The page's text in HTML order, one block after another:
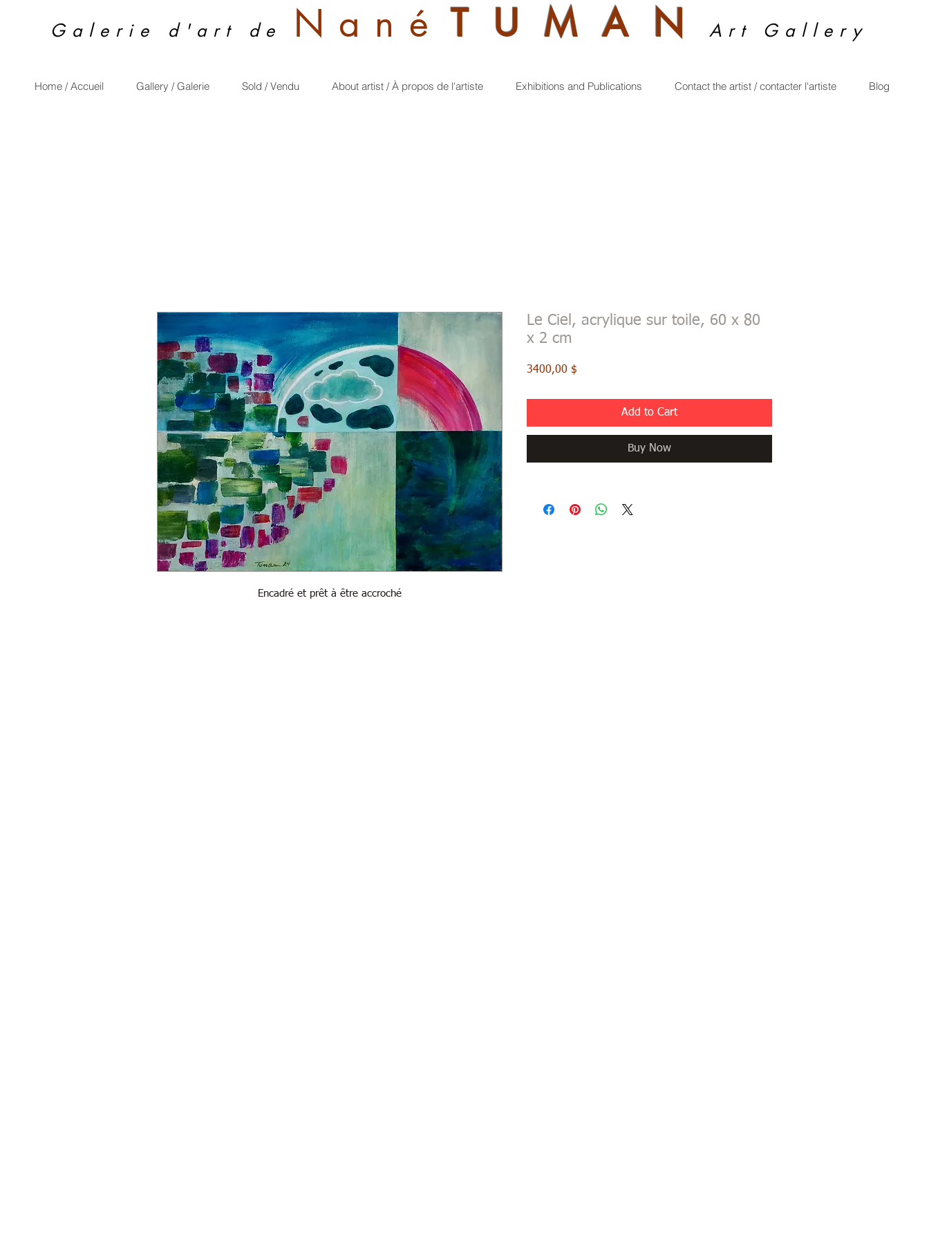
Galerie d'art de Nan é TUMA NArt Gallery
Home / Accueil Gallery / Galerie Sold / Vendu About artist / À propos de l'artiste Exhibitions and Publications Contact the artist / contacter l'artiste Blog
Encadré et prêt à être accroché
Le Ciel, acrylique sur toile, 60 x 80
x 2 cm
3400,00 $
Add to Cart
Buy Now